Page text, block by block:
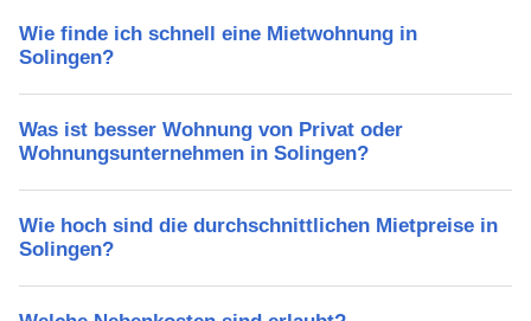
Wie finde ich schnell eine Mietwohnung in
Solingen?
Was ist besser Wohnung von Privat oder
Wohnungsunternehmen in Solingen?
Wie hoch sind die durchschnittlichen Mietpreise in
Solingen?